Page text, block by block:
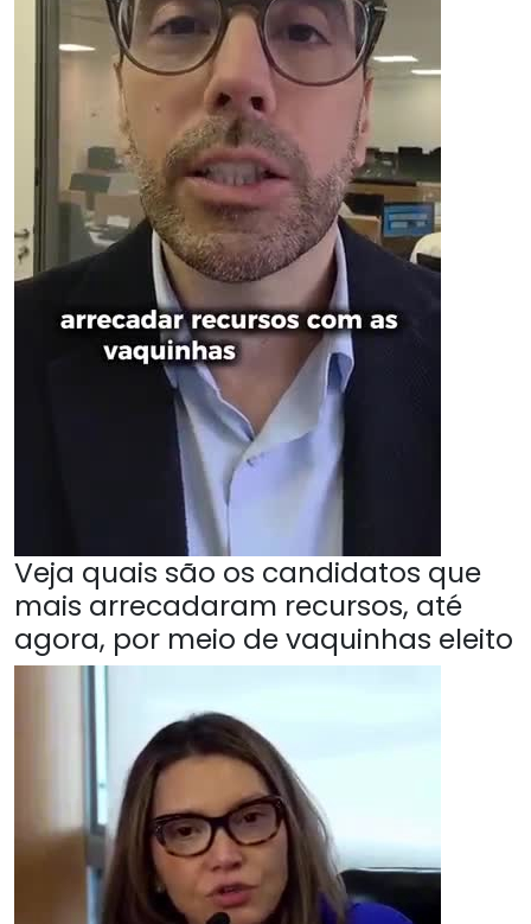
Veja quais são os candidatos que
mais arrecadaram recursos, até
agora, por meio de vaquinhas eleito